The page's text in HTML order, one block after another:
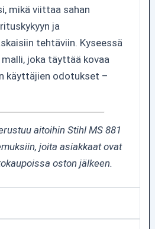
mikä viittaa sahan
ja
tehtäviin. Kyseessä
joka täyttää kovaa
käyttäjien odotukset –
aitoihin Stihl MS 881
joita asiakkaat ovat
oston jälkeen.